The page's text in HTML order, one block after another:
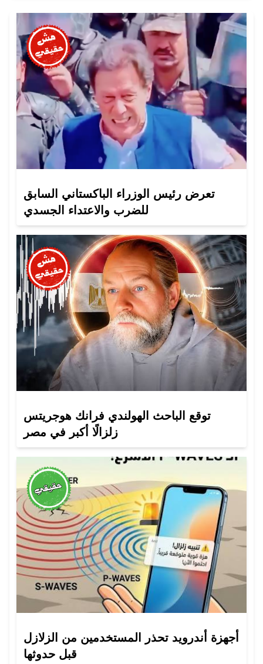
تعرض رئيس الوزراء الباكستاني السابق
للضرب والاعتداء الجسدي
توقع الباحث الهولندي فرانك هوجريتس
زلزالًا أكبر في مصر
أجهزة أندرويد تحذر المستخدمين من الزلازل
قبل حدوثها